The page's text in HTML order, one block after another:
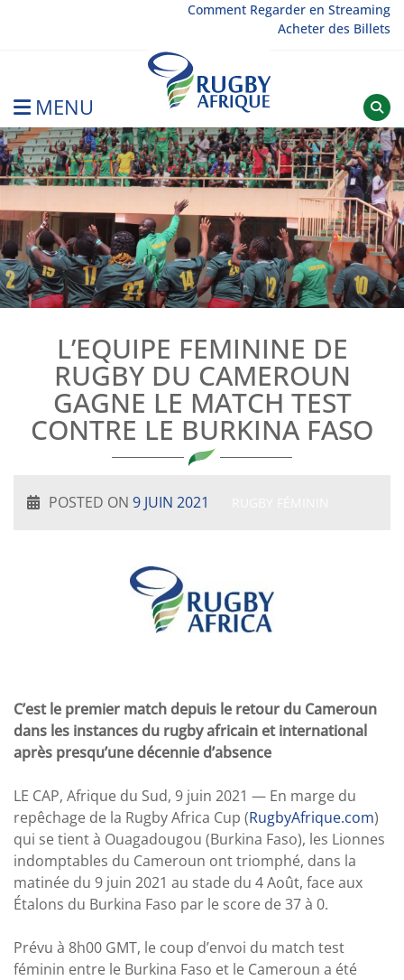
Comment Regarder en Streaming
Acheter des Billets
MENU
Rugby Afrique
L’EQUIPE FEMININE DE
RUGBY DU CAMEROUN
GAGNE LE MATCH TEST
CONTRE LE BURKINA FASO
POSTED ON 9 JUIN 2021
C’est le premier match depuis le retour du Cameroun
dans les instances du rugby africain et international
après presqu’une décennie d’absence
LE CAP, Afrique du Sud, 9 juin 2021 — En marge du
repêchage de la Rugby Africa Cup (RugbyAfrique.com)
qui se tient à Ouagadougou (Burkina Faso), les Lionnes
indomptables du Cameroun ont triomphé, dans la
matinée du 9 juin 2021 au stade du 4 Août, face aux
Étalons du Burkina Faso par le score de 37 à 0.
Prévu à 8h00 GMT, le coup d’envoi du match test
féminin entre le Burkina Faso et le Cameroun a été